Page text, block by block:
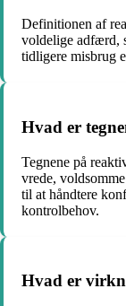
Definitionen af
voldelige adfærd,
tidligere misbrug
Hvad er
Tegnene på
vrede,
til at håndtere
kontrolbehov.
Hvad er